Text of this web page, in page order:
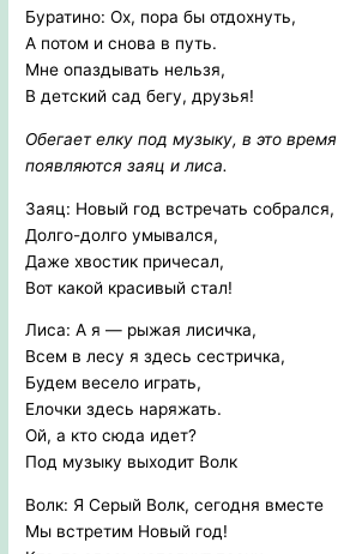
Буратино: Ох, пора бы отдохнуть,
А потом и снова в путь.
Мне опаздывать нельзя,
В детский сад бегу, друзья!
Обегает елку под музыку, в это время
появляются заяц и лиса.
Заяц: Новый год встречать собрался,
Долго-долго умывался,
Даже хвостик причесал,
Вот какой красивый стал!
Лиса: А я — рыжая лисичка,
Всем в лесу я здесь сестричка,
Будем весело играть,
Елочки здесь наряжать.
Ой, а кто сюда идет?
Под музыку выходит Волк
Волк: Я Серый Волк, сегодня вместе
Мы встретим Новый год!